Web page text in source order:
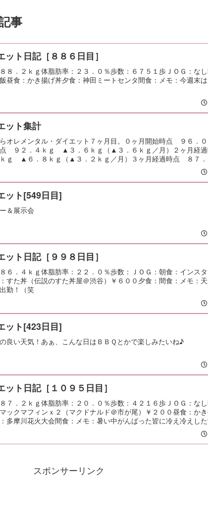
事
ット日記［８８６日目］
８．２ｋｇ体脂肪率：２３．０％歩数：６７５１歩ＪＯＧ：な
昼食：かき揚げ丼夕食：神田ミートセンタ間食：メモ：今週末
ット集計
オレメンタル・ダイエット７ヶ月目。０ヶ月開始時点 ９６．
９２．４ｋｇ ▲３．６ｋｇ（▲３．６ｋｇ／月）２ヶ月経
ｋｇ ▲６．８ｋｇ（▲３．２ｋｇ／月）３ヶ月経過時点 ８７
ット[549日目]
＆展示会
ット日記［９９８日目］
６．４ｋｇ体脂肪率：２２．０％歩数：ＪＯＧ：朝食：インス
すた丼（伝説のすた丼屋＠渋谷）￥６００夕食：間食：メモ：
勤！（笑
ット[423日目]
良い天気！あぁ、こんな日はＢＢＱとかで楽しみたいね♪
ット日記［１０９５日目］
７．２ｋｇ体脂肪率：２０．０％歩数：４２１６歩ＪＯＧ：な
ックマフィンｘ２（マクドナルド＠市が尾）￥２００昼食：か
多摩川花火大会間食：メモ：暑い中がんばった皆に冷え冷えし
スポンサーリンク